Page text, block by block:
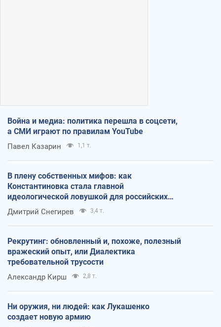
Война и медиа: политика перешла в соцсети,
а СМИ играют по правилам YouTube
Павел Казарин 1,1 т.
В плену собственных мифов: как
Константиновка стала главной
идеологической ловушкой для российских
оккупантов
Дмитрий Снегирев 3,4 т.
Рекрутинг: обновленный и, похоже, полезный
вражеский опыт, или Диалектика
требовательной трусости
Александр Кирш 2,8 т.
Ни оружия, ни людей: как Лукашенко
создает новую армию